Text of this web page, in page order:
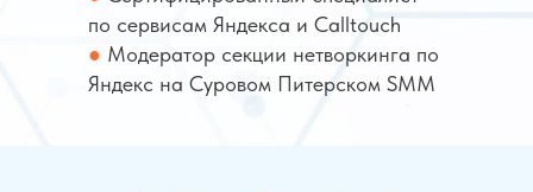
по сервисам Яндекса и Calltouch
● Модератор секции нетворкинга по
Яндекс на Суровом Питерском SMM